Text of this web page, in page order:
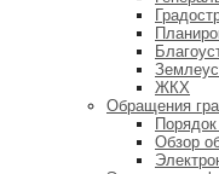
ЖКХ
Обращения
Обзор